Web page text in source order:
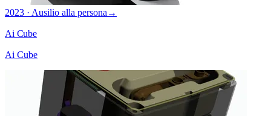
2023 · Ausilio alla persona →
Ai Cube
Ai Cube